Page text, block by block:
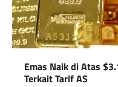
Emas Naik di Atas
Terkait Tarif AS